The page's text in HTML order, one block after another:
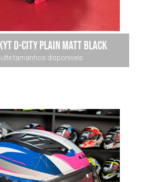
D-CITY PLAIN MATT BLACK
tamanhos disponiveis